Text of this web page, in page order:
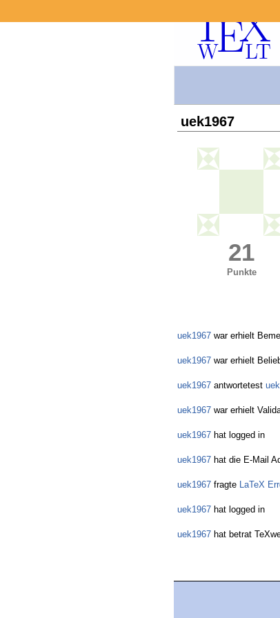
uek1967
21
Punkte
uek1967 war erhielt
uek1967 war erhielt
uek1967 antwortetest
uek1967 war erhielt
uek1967 hat logged in
uek1967 hat die E-Mail
uek1967 fragte LaTeX
uek1967 hat logged in
uek1967 hat betrat